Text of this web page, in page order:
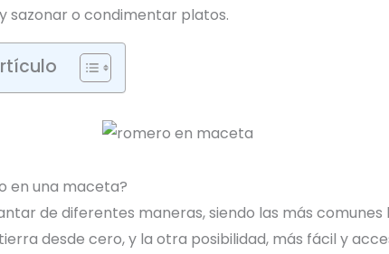
sazonar o condimentar platos.
en una maceta?
de diferentes maneras, siendo las más comunes
desde cero, y la otra posibilidad, más fácil y